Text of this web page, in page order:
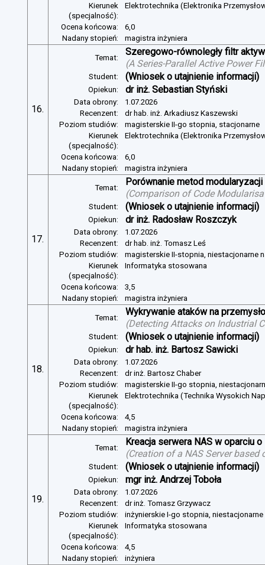
Kierunek
(specjalność):
Elektrotechnika (Elektronika
Ocena końcowa:
6,0
Nadany stopień:
magistra inżyniera
16.
Temat:
Szeregowo-równoległy filtr
(A Series-Parallel Active Power
Student: (Wniosek o utajnienie informacji)
Opiekun: dr inż. Sebastian Styński
Data obrony:
1.07.2026
Recenzent:
dr hab. inż. Arkadiusz Kaszewski
Poziom studiów:
magisterskie II-go stopnia, stacjonarne
Kierunek
(specjalność):
Elektrotechnika (Elektronika
Ocena końcowa:
6,0
Nadany stopień:
magistra inżyniera
17.
Temat:
Porównanie metod
(Comparison of Code
Student: (Wniosek o utajnienie informacji)
Opiekun: dr inż. Radosław Roszczyk
Data obrony:
1.07.2026
Recenzent:
dr hab. inż. Tomasz Leś
Poziom studiów:
magisterskie II-stopnia, niestacjonarne
Kierunek
(specjalność):
Informatyka stosowana
Ocena końcowa:
3,5
Nadany stopień:
magistra inżyniera
18.
Temat:
Wykrywanie ataków na
(Detecting Attacks on Industrial
Student: (Wniosek o utajnienie informacji)
Opiekun: dr hab. inż. Bartosz Sawicki
Data obrony:
1.07.2026
Recenzent:
dr inż. Bartosz Chaber
Poziom studiów:
magisterskie II-go stopnia,
Kierunek
(specjalność):
Elektrotechnika (Technika Wysokich
Ocena końcowa:
4,5
Nadany stopień:
magistra inżyniera
19.
Temat:
Kreacja serwera NAS w oparciu
(Creation of a NAS Server based
Student: (Wniosek o utajnienie informacji)
Opiekun: mgr inż. Andrzej Toboła
Data obrony:
1.07.2026
Recenzent:
dr inż. Tomasz Grzywacz
Poziom studiów:
inżynierskie I-go stopnia, niestacjonarne
Kierunek
(specjalność):
Informatyka stosowana
Ocena końcowa:
4,5
Nadany stopień:
inżyniera